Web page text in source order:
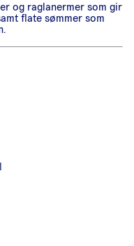
og raglanermer som gir
flate sømmer som